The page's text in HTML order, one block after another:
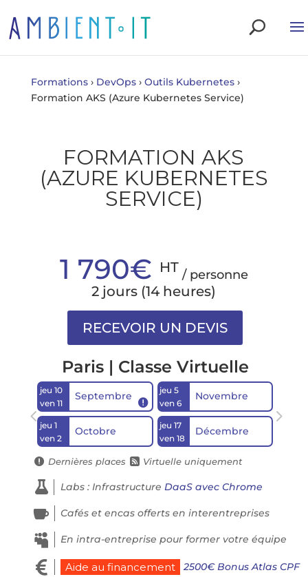
Formations › DevOps › Outils Kubernetes ›
Formation AKS (Azure Kubernetes Service)
FORMATION AKS
(AZURE KUBERNETES
SERVICE)
1 790€ HT / personne
2 jours (14 heures)
Paris | Classe Virtuelle
jeu 10
ven 11
Septembre

jeu 1
ven 2
Octobre
jeu 5
ven 6
Novembre
jeu 17
ven 18
Décembre
 Dernières places  Virtuelle uniquement
 Labs : Infrastructure DaaS avec Chrome
 Cafés et encas offerts en interentreprises
 En intra-entreprise pour former votre équipe
 Aide au financement 2500€ Bonus Atlas CPF